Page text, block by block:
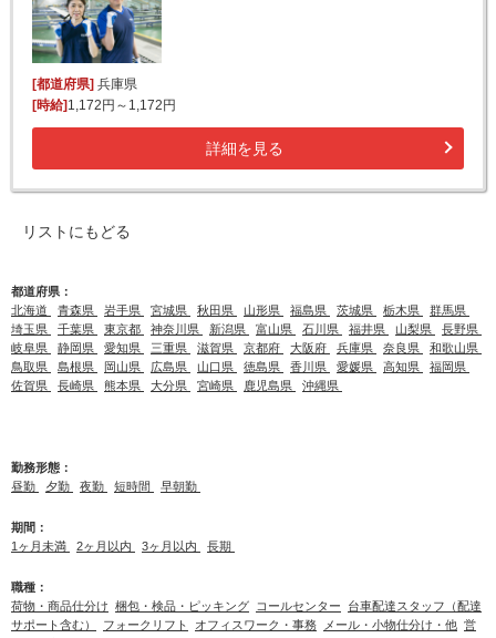
[都道府県]兵庫県
[時給]1,172円～1,172円
詳細を見る
リストにもどる
都道府県：
北海道
青森県 岩手県 宮城県 秋田県 山形県 福島県 茨城県 栃木県
群馬県
埼玉県
千葉県 東京都 神奈川県 新潟県 富山県 石川県 福井県 山梨県
長野県
岐阜県
静岡県 愛知県 三重県 滋賀県 京都府 大阪府 兵庫県 奈良県
和歌山県
鳥取県
島根県 岡山県 広島県 山口県 徳島県 香川県 愛媛県 高知県
福岡県
佐賀県
長崎県 熊本県 大分県 宮崎県 鹿児島県 沖縄県
勤務形態：
昼勤
夕勤 夜勤 短時間 早朝勤
期間：
1ヶ月未満
2ヶ月以内 3ヶ月以内 長期
職種：
荷物・商品仕分け 梱包・検品・ピッキング コールセンター
台車配達スタッフ（配達
サポート含む）
フォークリフト オフィスワーク・事務 メール・小物仕分け・他 営